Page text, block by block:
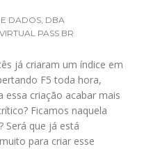
DADOS, DBA
VIRTUAL PASS BR
já criaram um índice em
F5 toda hora,
criação acabar mais
Ficamos naquela
Será que já está
para criar esse